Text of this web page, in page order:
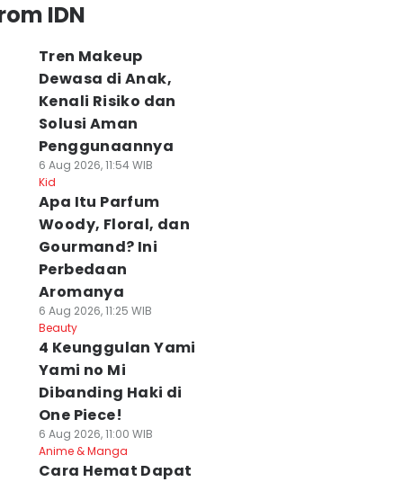
IDN
Tren Makeup
Dewasa di Anak,
Kenali Risiko dan
Solusi Aman
Penggunaannya
6 Aug 2026, 11:54 WIB
Kid
Apa Itu Parfum
Woody, Floral, dan
Gourmand? Ini
Perbedaan
Aromanya
6 Aug 2026, 11:25 WIB
Beauty
4 Keunggulan Yami
Yami no Mi
Dibanding Haki di
One Piece!
6 Aug 2026, 11:00 WIB
Anime & Manga
Cara Hemat Dapat